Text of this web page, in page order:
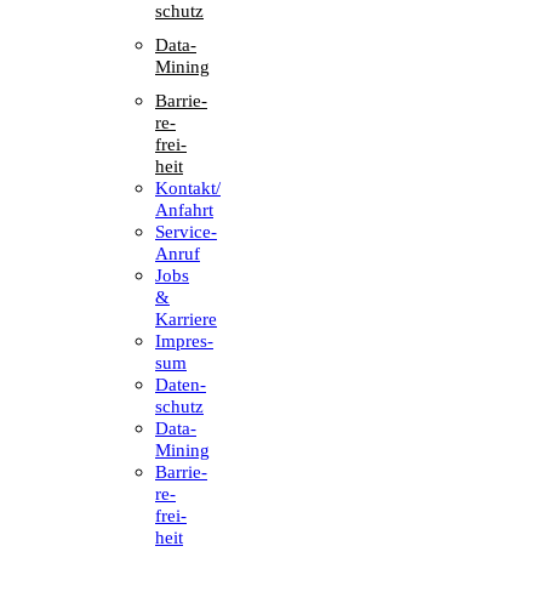
schutz
Data-
Mining
Barrie­
re­
frei­
heit
Kontakt/​​
Anfahrt
Service-
Anruf
Jobs
&
Karriere
Impres­
sum
Daten­
schutz
Data-
Mining
Barrie­
re­
frei­
heit